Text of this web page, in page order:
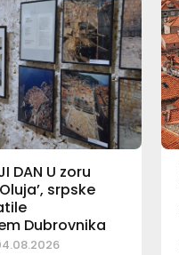
DAN U zoru
srpske
Dubrovnika